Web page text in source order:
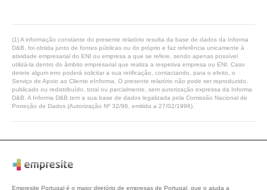
(1) A informação constante do presente relatório resulta da base de dados da Informa
D&B, foi obtida junto de fontes públicas ou do próprio e faz referência unicamente à
atividade empresarial do ENI ou empresa a que se refere, sendo apenas possível
utilizá-la dentro do âmbito empresarial que realiza a respetiva empresa ou ENI. Caso
detete algum erro poderá solicitar a sua retificação, contactando, para o efeito, o
Serviço de Apoio ao Cliente eInforma. O presente relatório não pode ser reproduzido,
publicado ou redistribuído, total ou parcialmente, sem autorização expressa da Informa
D&B. A Informa D&B tem a sua base de dados legalizada pela Comissão Nacional de
Proteção de Dados (Autorização Nº 32/96, emitida a 27/02/1996).
Empresite Portugal é o maior diretório de empresas de Portugal, que o ajuda a